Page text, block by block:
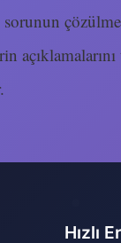
Hızlı